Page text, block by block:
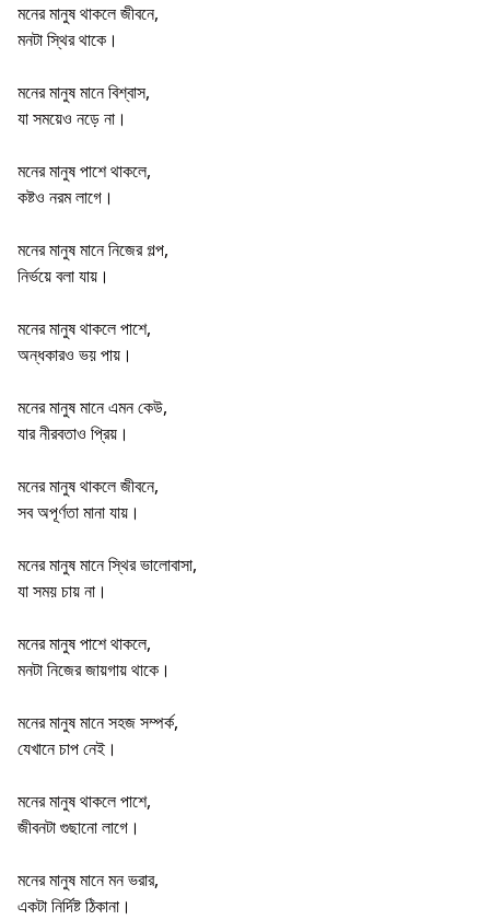
মনের মানুষ থাকলে জীবনে,
মনটা স্থির থাকে।
মনের মানুষ মানে বিশ্বাস,
যা সময়েও নড়ে না।
মনের মানুষ পাশে থাকলে,
কষ্টও নরম লাগে।
মনের মানুষ মানে নিজের গল্প,
নির্ভয়ে বলা যায়।
মনের মানুষ থাকলে পাশে,
অন্ধকারও ভয় পায়।
মনের মানুষ মানে এমন কেউ,
যার নীরবতাও প্রিয়।
মনের মানুষ থাকলে জীবনে,
সব অপূর্ণতা মানা যায়।
মনের মানুষ মানে স্থির ভালোবাসা,
যা সময় চায় না।
মনের মানুষ পাশে থাকলে,
মনটা নিজের জায়গায় থাকে।
মনের মানুষ মানে সহজ সম্পর্ক,
যেখানে চাপ নেই।
মনের মানুষ থাকলে পাশে,
জীবনটা গুছানো লাগে।
মনের মানুষ মানে মন ভরার,
একটা নির্দিষ্ট ঠিকানা।